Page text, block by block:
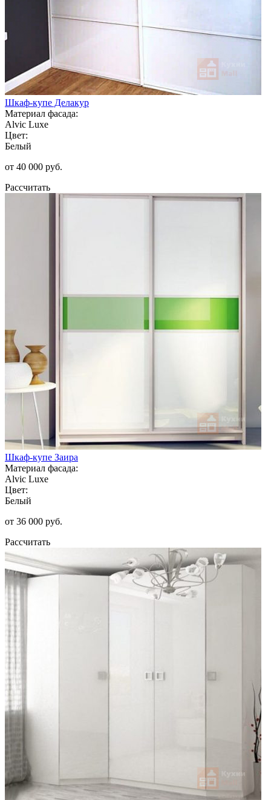
Шкаф-купе Делакур
Материал фасада:
Alvic Luxe
Цвет:
Белый
от 40 000 руб.
Рассчитать
Шкаф-купе Заира
Материал фасада:
Alvic Luxe
Цвет:
Белый
от 36 000 руб.
Рассчитать